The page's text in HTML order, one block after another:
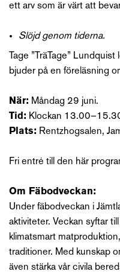
ett arv som är värt att
Slöjd genom tiderna.
Tage ”TräTage”
bjuder på en föreläsning
När: Måndag 29 juni.
Tid: Klockan
Plats: Rentzhogsalen,
Fri entré till den här
Om Fäbodveckan:
Under fäbodveckan i
aktiviteter. Veckan syftar
klimatsmart
traditioner. Med kunskap
även stärka vår civila